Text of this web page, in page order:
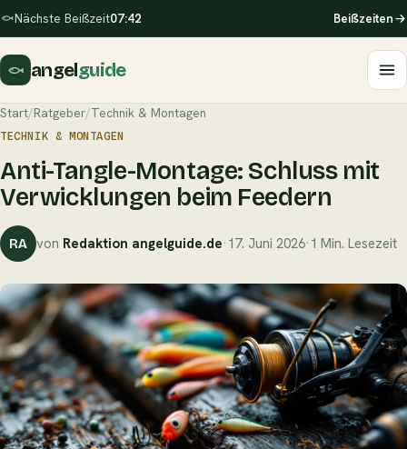
Nächste Beißzeit07:42 Beißzeiten
angelguide
Start/Ratgeber/Technik & Montagen
TECHNIK & MONTAGEN
Anti-Tangle-Montage: Schluss mit
Verwicklungen beim Feedern
RA von Redaktion angelguide.de· 17. Juni 2026· 1 Min. Lesezeit